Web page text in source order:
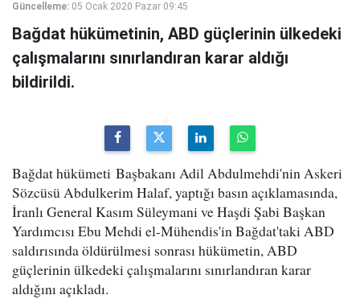
Güncelleme: 05 Ocak 2020 Pazar 09:45
Bağdat hükümetinin, ABD güçlerinin ülkedeki
çalışmalarını sınırlandıran karar aldığı
bildirildi.
Bağdat hükümeti Başbakanı Adil Abdulmehdi'nin Askeri
Sözcüsü Abdulkerim Halaf, yaptığı basın açıklamasında,
İranlı General Kasım Süleymani ve Haşdi Şabi Başkan
Yardımcısı Ebu Mehdi el-Mühendis'in Bağdat'taki ABD
saldırısında öldürülmesi sonrası hükümetin, ABD
güçlerinin ülkedeki çalışmalarını sınırlandıran karar
aldığını açıkladı.